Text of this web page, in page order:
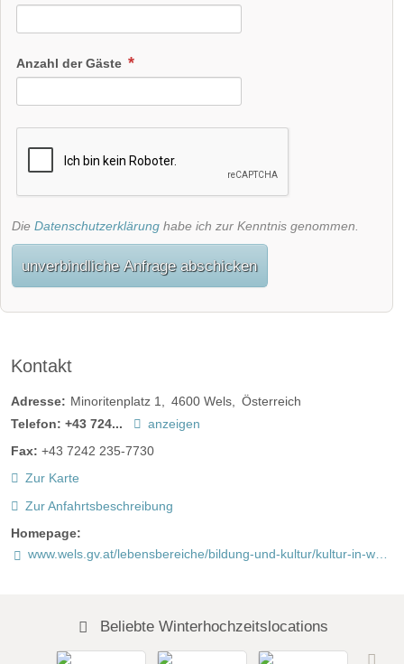
Anzahl der Gäste
Die Datenschutzerklärung habe ich zur Kenntnis genommen.
unverbindliche Anfrage abschicken
Kontakt
Adresse: Minoritenplatz 1 4600 Wels
Österreich
Telefon: +43 724...
anzeigen
Fax: +43 7242 235-7730
Zur Karte
Zur Anfahrtsbeschreibung
Homepage:
www.wels.gv.at/lebensbereiche/bildung-und-kultur/kultur-in-wels/veranstaltungsorte/minoriten/
Beliebte Winterhochzeitslocations